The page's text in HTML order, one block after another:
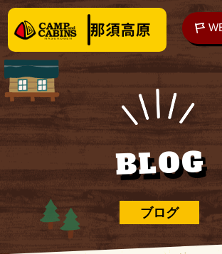
泊まる
アクセス
ブログ
BLOG